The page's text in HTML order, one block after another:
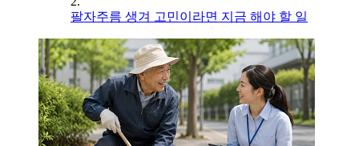
팔자주름 생겨 고민이라면 지금 해야 할 일